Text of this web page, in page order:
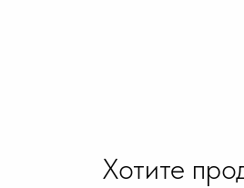
Хотите